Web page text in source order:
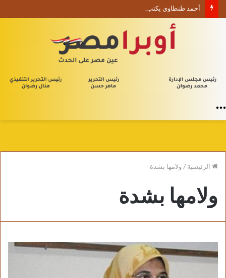
أحمد طنطاوي يكتب حين يصبح الوجود علامة استفهام
الرئيسية/ولامها بشدة
ولامها بشدة